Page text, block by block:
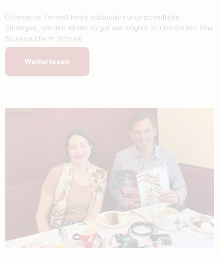
Österreichs Tierwelt kennt erstaunlich unterschiedliche
Strategien, um den Winter so gut wie möglich zu überstehen. Eine
Spurensuche im Schnee.
Weiterlesen